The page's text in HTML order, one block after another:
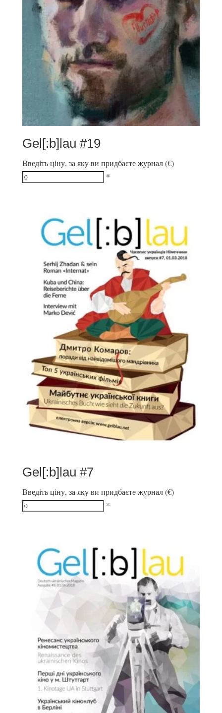
Gel[:b]lau #19
Введіть ціну, за яку ви придбаєте журнал (€)
*
Gel[:b]lau #7
Введіть ціну, за яку ви придбаєте журнал (€)
*